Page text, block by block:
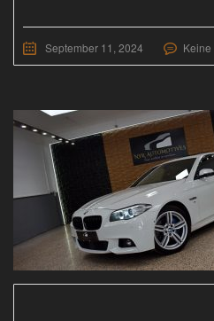
September 11, 2024 Keine